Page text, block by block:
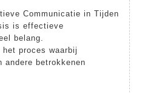
Communicatie in Tijden
is effectieve
belang.
proces waarbij
andere betrokkenen